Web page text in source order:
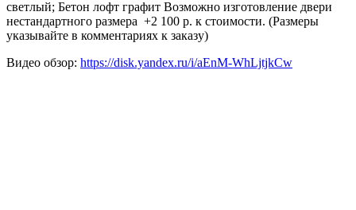
светлый; Бетон лофт графит Возможно изготовление двери
нестандартного размера +2 100 р. к стоимости. (Размеры
указывайте в комментариях к заказу)
Видео обзор: https://disk.yandex.ru/i/aEnM-WhLjtjkCw